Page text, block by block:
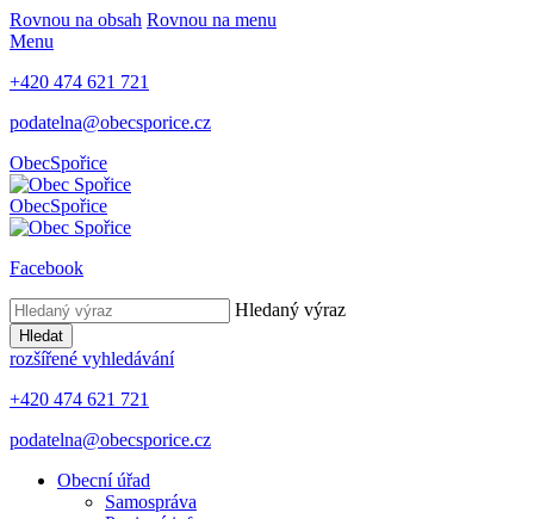
Rovnou na obsah Rovnou na menu
Menu
+420 474 621 721
podatelna@obecsporice.cz
ObecSpořice
ObecSpořice
Facebook
Hledaný výraz
Hledat
rozšířené vyhledávání
+420 474 621 721
podatelna@obecsporice.cz
Obecní úřad
Samospráva